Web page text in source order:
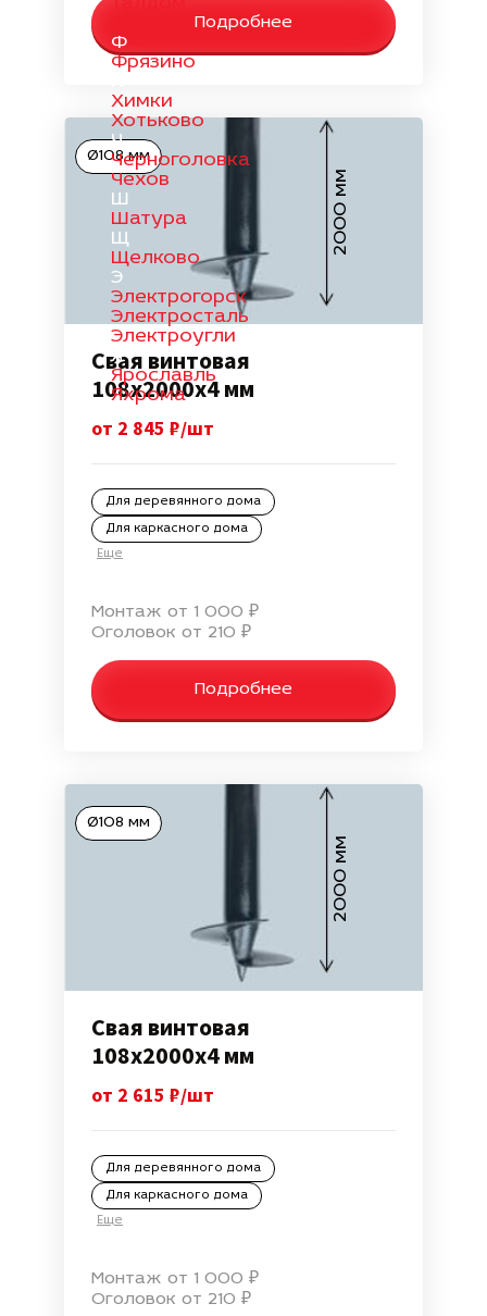
Ф
Фрязино
Химки
Хотьково
Ч
Черноголовка
Чехов
Ш
Шатура
Щ
Щелково
Э
Электрогорск
Электросталь
Электроугли
Я
Ярославль
Яхрома
Подробнее
2000 мм
Ø108 мм
Свая винтовая
108х2000х4 мм
от 2 845 ₽/шт
Для деревянного дома
Для каркасного дома
Еще
Монтаж от 1 000 ₽
Оголовок от 210 ₽
Подробнее
2000 мм
Ø108 мм
Свая винтовая
108х2000х4 мм
от 2 615 ₽/шт
Для деревянного дома
Для каркасного дома
Еще
Монтаж от 1 000 ₽
Оголовок от 210 ₽